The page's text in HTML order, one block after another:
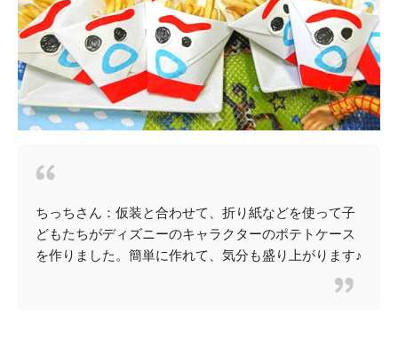
ちっちさん：仮装と合わせて、折り紙などを使って子
どもたちがディズニーのキャラクターのポテトケース
を作りました。簡単に作れて、気分も盛り上がります♪